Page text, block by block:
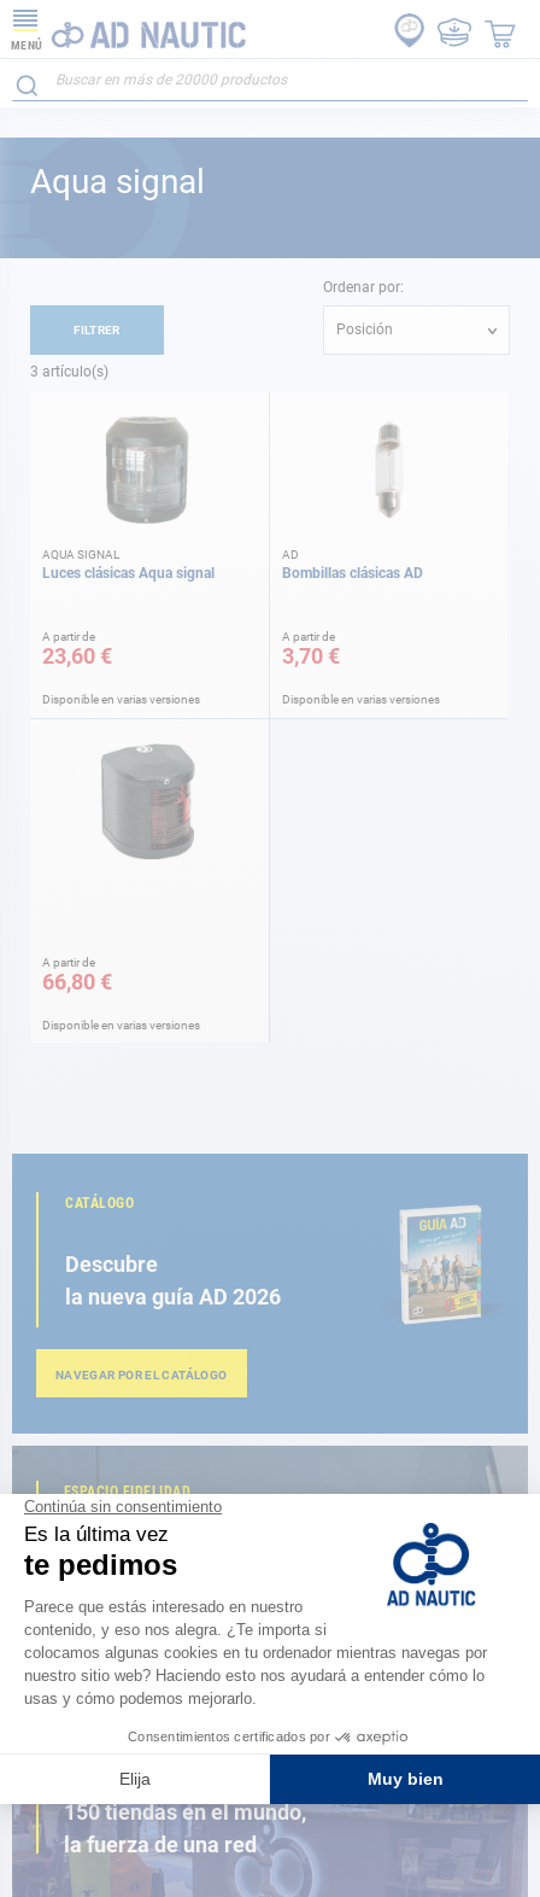
MENÚ
Aqua signal
3 artículo(s)
Ordenar por:
Posición
AQUA SIGNAL
Luces clásicas Aqua signal
A partir de
23,60 €
Disponible en varias versiones
AD
Bombillas clásicas AD
A partir de
3,70 €
Disponible en varias versiones
A partir de
66,80 €
Disponible en varias versiones
FILTRER
CATÁLOGO
Descubre
la nueva guía AD 2026
NAVEGAR POR EL CATÁLOGO
ESPACIO FIDELIDAD
¿Eres apasionado?
Benefíciate de ventajas exclusivas
AD FIDELITY
CERCA DE TI
150 tiendas en el mundo,
la fuerza de una red